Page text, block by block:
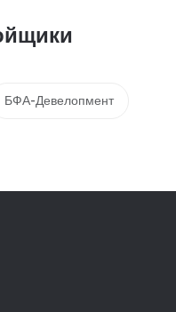
БФА-Девелопмент